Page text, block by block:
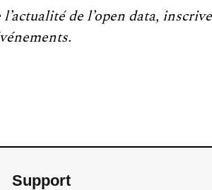
de l’open data,
Support